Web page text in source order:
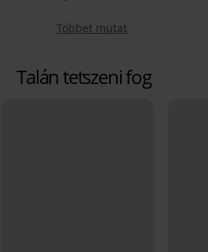
Többet mutat
Talán tetszeni fog